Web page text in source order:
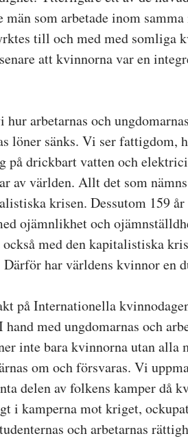
som arbetade inom
till och med med somliga
att kvinnorna var en
arbetarnas och
löner sänks. Vi ser fattigdom,
drickbart vatten och
av världen. Allt det som
krisen. Dessutom 159
ojämnlikhet och
med den kapitalistiska
Därför har världens kvinnor en
på Internationella
med ungdomarnas och
inte bara kvinnorna utan alla
om och försvaras. Vi
delen av folkens kamper då
i kamperna mot kriget,
och arbetarnas